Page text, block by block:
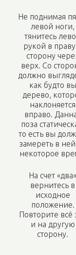
Не поднимая
левой ноги,
тянитесь
рукой в
сторону
верх. Со
должно
как будто вы
дерево,
наклоняется
вправо.
поза
то есть вы
замереть в
некоторое
На счет «два»
вернитесь в
исходное
положение.
Повторите всё
и на другую
сторону.